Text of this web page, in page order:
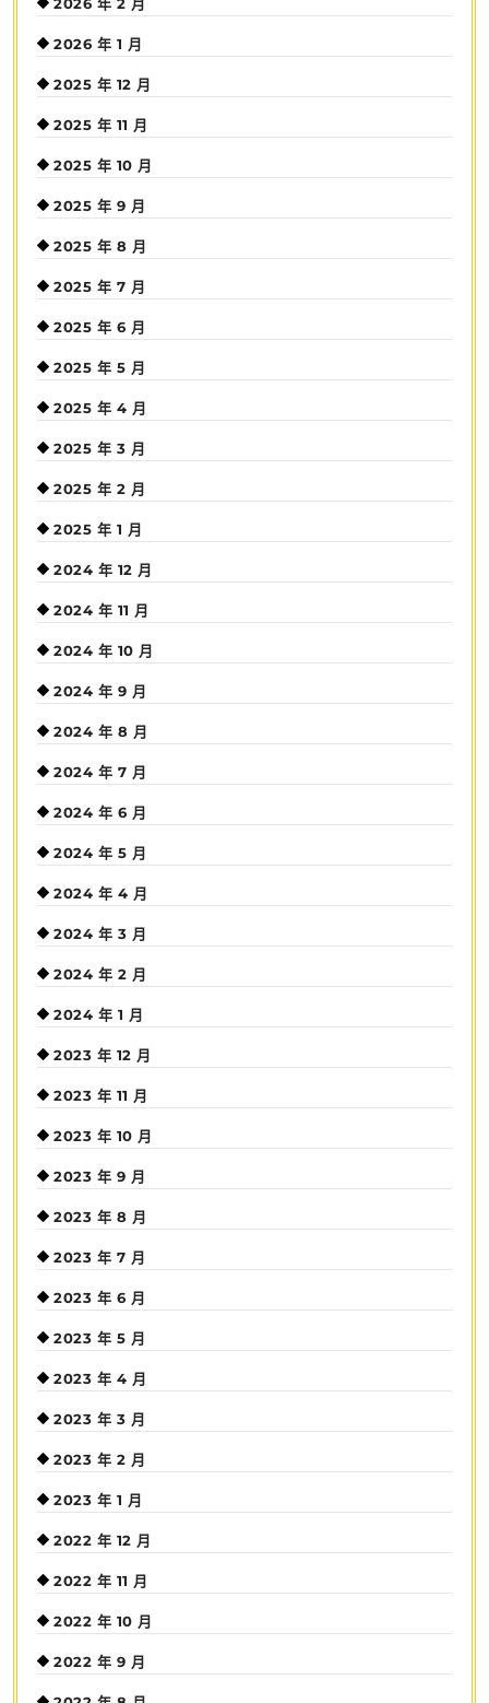
2026 年 1 月
2025 年 12 月
2025 年 11 月
2025 年 10 月
2025 年 9 月
2025 年 8 月
2025 年 7 月
2025 年 6 月
2025 年 5 月
2025 年 4 月
2025 年 3 月
2025 年 2 月
2025 年 1 月
2024 年 12 月
2024 年 11 月
2024 年 10 月
2024 年 9 月
2024 年 8 月
2024 年 7 月
2024 年 6 月
2024 年 5 月
2024 年 4 月
2024 年 3 月
2024 年 2 月
2024 年 1 月
2023 年 12 月
2023 年 11 月
2023 年 10 月
2023 年 9 月
2023 年 8 月
2023 年 7 月
2023 年 6 月
2023 年 5 月
2023 年 4 月
2023 年 3 月
2023 年 2 月
2023 年 1 月
2022 年 12 月
2022 年 11 月
2022 年 10 月
2022 年 9 月